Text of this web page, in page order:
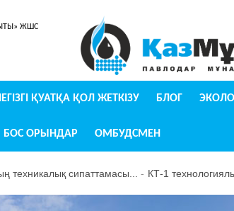
ЖШС
ҚУАТҚА ҚОЛ ЖЕТКІЗУ БЛОГ
БОС ОРЫНДАР ОМБУДСМЕН
техникалық сипаттамасы... КТ-1